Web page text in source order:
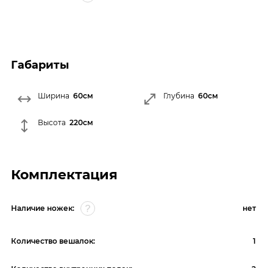
Габариты
Ширина 60см Глубина 60см
Высота 220см
Комплектация
Наличие ножек: нет
Количество вешалок: 1